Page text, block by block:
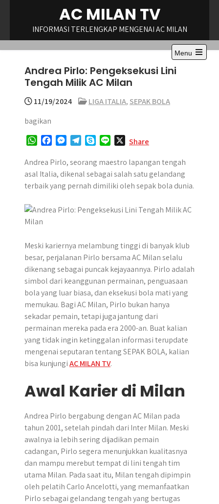
AC MILAN TV
INFORMASI TERLENGKAP MENGENAI AC MILAN
Menu
Open
Andrea Pirlo: Pengeksekusi Lini
Tengah Milik AC Milan
11/19/2024 LIGA ITALIA, SEPAK BOLA
bagikan
W
a
t
s
p
c
e
b
k
s
s
e
g
e
l
e
g
m
y
p
e
n
e
Share
Andrea Pirlo, seorang maestro lapangan tengah
asal Italia, dikenal sebagai salah satu gelandang
terbaik yang pernah dimiliki oleh sepak bola dunia.
Meski kariernya melambung tinggi di banyak klub
besar, perjalanan Pirlo bersama AC Milan selalu
dikenang sebagai puncak kejayaannya. Pirlo adalah
simbol dari keanggunan permainan, penguasaan
bola yang luar biasa, dan eksekusi bola mati yang
memukau. Bagi AC Milan, Pirlo bukan hanya
sekadar pemain, tetapi juga jantung dari
permainan mereka pada era 2000-an. Buat kalian
yang tidak ingin ketinggalan informasi terupdate
mengenai seputaran tentang SEPAK BOLA, kalian
bisa kunjungiAC MILAN TV.
Awal Karier di Milan
Andrea Pirlo bergabung dengan AC Milan pada
tahun 2001, setelah pindah dari Inter Milan. Meski
awalnya ia lebih sering dijadikan pemain
cadangan, Pirlo segera menunjukkan kualitasnya
dan mampu merebut tempat di lini tengah tim
utama Milan. Pada saat itu, Milan tengah dipimpin
oleh pelatih Carlo Ancelotti, yang memanfaatkan
Pirlo sebagai gelandang tengah yang bertugas